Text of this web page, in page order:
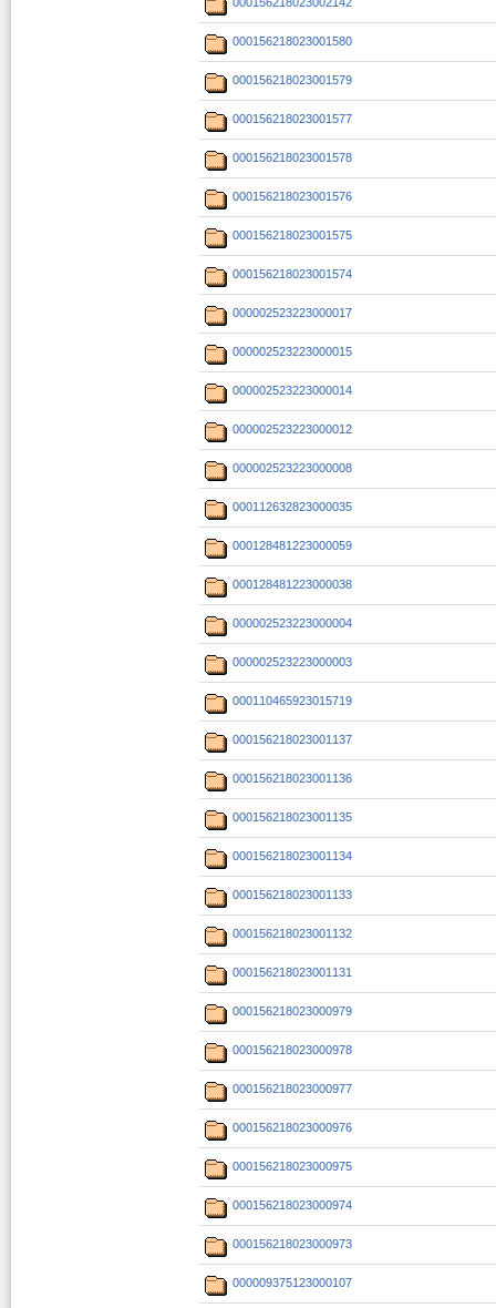
000156218023001580
000156218023001579
000156218023001577
000156218023001578
000156218023001576
000156218023001575
000156218023001574
000002523223000017
000002523223000015
000002523223000014
000002523223000012
000002523223000008
000112632823000035
000128481223000059
000128481223000038
000002523223000004
000002523223000003
000110465923015719
000156218023001137
000156218023001136
000156218023001135
000156218023001134
000156218023001133
000156218023001132
000156218023001131
000156218023000979
000156218023000978
000156218023000977
000156218023000976
000156218023000975
000156218023000974
000156218023000973
000009375123000107